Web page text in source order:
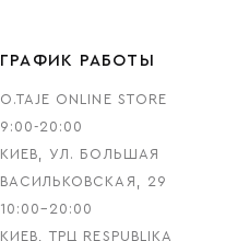
ГРАФИК РАБОТЫ
O.TAJE ONLINE STORE
9:00-20:00
КИЕВ, УЛ. БОЛЬШАЯ
ВАСИЛЬКОВСКАЯ, 29
10:00–20:00
КИЕВ, ТРЦ RESPUBLIKA